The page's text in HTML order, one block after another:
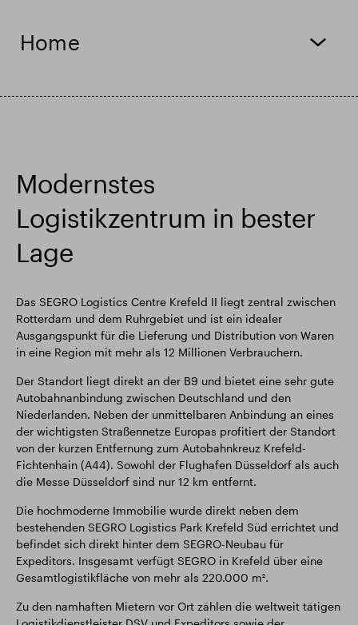
Home
Modernstes
Logistikzentrum in bester
Lage
Das SEGRO Logistics Centre Krefeld II liegt zentral zwischen
Rotterdam und dem Ruhrgebiet und ist ein idealer
Ausgangspunkt für die Lieferung und Distribution von Waren
in eine Region mit mehr als 12 Millionen Verbrauchern.
Der Standort liegt direkt an der B9 und bietet eine sehr gute
Autobahnanbindung zwischen Deutschland und den
Niederlanden. Neben der unmittelbaren Anbindung an eines
der wichtigsten Straßennetze Europas profitiert der Standort
von der kurzen Entfernung zum Autobahnkreuz Krefeld-
Fichtenhain (A44). Sowohl der Flughafen Düsseldorf als auch
die Messe Düsseldorf sind nur 12 km entfernt.
Die hochmoderne Immobilie wurde direkt neben dem
bestehenden SEGRO Logistics Park Krefeld Süd errichtet und
befindet sich direkt hinter dem SEGRO-Neubau für
Expeditors. Insgesamt verfügt SEGRO in Krefeld über eine
Gesamtlogistikfläche von mehr als 220.000 m².
Zu den namhaften Mietern vor Ort zählen die weltweit tätigen